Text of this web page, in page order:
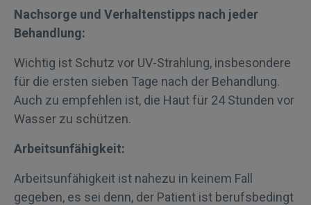
Nachsorge und Verhaltenstipps nach jeder
Behandlung:
Wichtig ist Schutz vor UV-Strahlung, insbesondere
für die ersten sieben Tage nach der Behandlung.
Auch zu empfehlen ist, die Haut für 24 Stunden vor
Wasser zu schützen.
Arbeitsunfähigkeit:
Arbeitsunfähigkeit ist nahezu in keinem Fall
gegeben, es sei denn, der Patient ist berufsbedingt